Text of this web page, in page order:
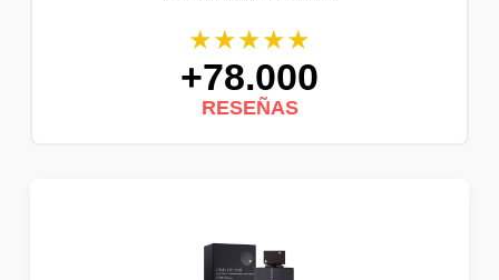
★★★★★
+78.000
RESEÑAS